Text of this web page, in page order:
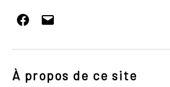
Facebook
E-
mail
À propos de ce site